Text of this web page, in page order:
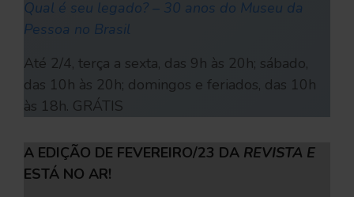
Qual é seu legado? – 30 anos do Museu da
Pessoa no Brasil
Até 2/4, terça a sexta, das 9h às 20h; sábado,
das 10h às 20h; domingos e feriados, das 10h
às 18h. GRÁTIS
A EDIÇÃO DE FEVEREIRO/23 DA REVISTA E
ESTÁ NO AR!